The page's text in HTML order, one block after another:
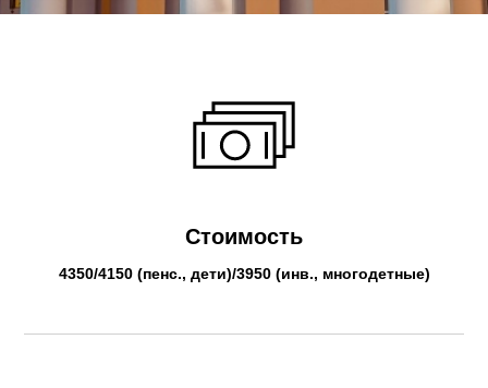
Стоимость
4350/4150 (пенс., дети)/3950 (инв., многодетные)